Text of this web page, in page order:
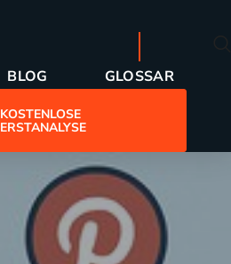
BLOG GLOSSAR
KOSTENLOSE
ERSTANALYSE